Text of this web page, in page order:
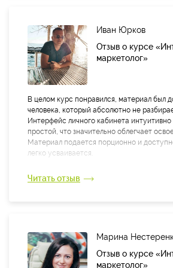
и с радостью вновь пройду обучение у вас.
С наилучшими пожеланиями,
Дарья.
Иван Юрков
Отзыв о курсе
маркетолог»
В целом курс понравился, материал был
человека, который абсолютно не
Интерфейс личного кабинета
простой, что значительно облегчает
Материал подается порционно и
легко усваивается.
Особую благодарность хочется выразить
обучения проходила на уровне, вся
информация приходила во время. Ни разу
чувство того, что тебя оставили один на
Читать отзыв
Марина
Отзыв о курсе
маркетолог»